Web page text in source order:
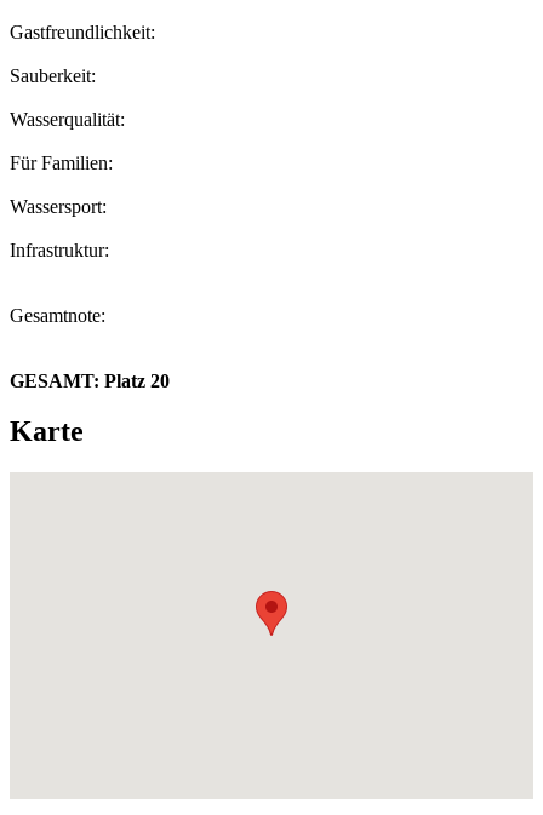
Gastfreundlichkeit:
Sauberkeit:
Wasserqualität:
Für Familien:
Wassersport:
Infrastruktur:
Gesamtnote:
GESAMT: Platz 20
Karte